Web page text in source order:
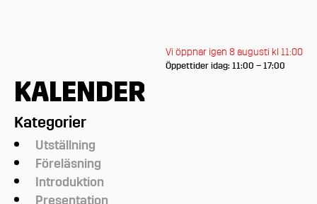
Vi öppnar igen 8 augusti kl 11:00
Öppettider idag: 11:00 – 17:00
KALENDER
Kategorier
Utställning
Föreläsning
Introduktion
Presentation